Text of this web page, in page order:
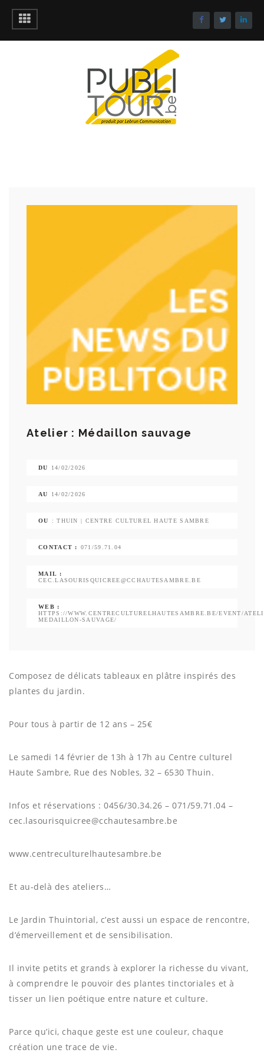
Atelier : Médaillon sauvage
DU 14/02/2026
AU 14/02/2026
OU : THUIN | CENTRE CULTUREL HAUTE SAMBRE
CONTACT : 071/59.71.04
MAIL :
CEC.LASOURISQUICREE@CCHAUTESAMBRE.BE
WEB :
HTTPS://WWW.CENTRECULTURELHAUTESAMBRE.BE/EVENT/
MEDAILLON-SAUVAGE/
Composez de délicats tableaux en plâtre inspirés des
plantes du jardin.
Pour tous à partir de 12 ans – 25€
Le samedi 14 février de 13h à 17h au Centre culturel
Haute Sambre, Rue des Nobles, 32 – 6530 Thuin.
Infos et réservations : 0456/30.34.26 – 071/59.71.04 –
cec.lasourisquicree@cchautesambre.be
www.centreculturelhautesambre.be
Et au-delà des ateliers…
Le Jardin Thuintorial, c’est aussi un espace de rencontre,
d’émerveillement et de sensibilisation.
Il invite petits et grands à explorer la richesse du vivant,
à comprendre le pouvoir des plantes tinctoriales et à
tisser un lien poétique entre nature et culture.
Parce qu’ici, chaque geste est une couleur, chaque
création une trace de vie.